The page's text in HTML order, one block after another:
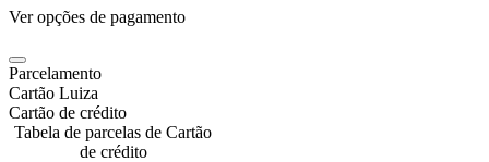
Ver opções de pagamento
Parcelamento
Cartão Luiza
Cartão de crédito
Tabela de parcelas de Cartão
de crédito